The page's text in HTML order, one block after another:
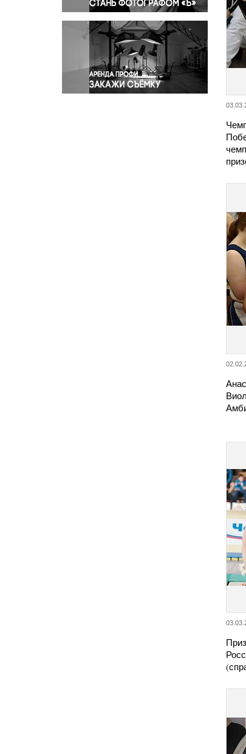
Религия
Светская жизнь
Спорт
Экология
Экономика и бизнес